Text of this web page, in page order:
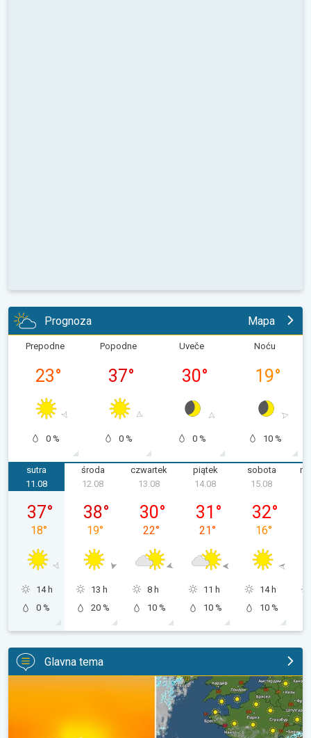
Prognoza Mapa
Prepodne
23°
0 %
Popodne
37°
0 %
Uveče
30°
0 %
Noću
19°
10 %
sutra
wtorek, 11.08
11.08
37°
18°
14 h
0 %
środa
12.08
38°
19°
13 h
20 %
czwartek
13.08
30°
22°
8 h
10 %
piątek
14.08
31 °
21°
11 h
10 %
sobota
15.08
32°
16°
14 h
10 %
Glavna tema
Totalno pomračenje Sunca u sredu. Španija u centru zbivanja. . .